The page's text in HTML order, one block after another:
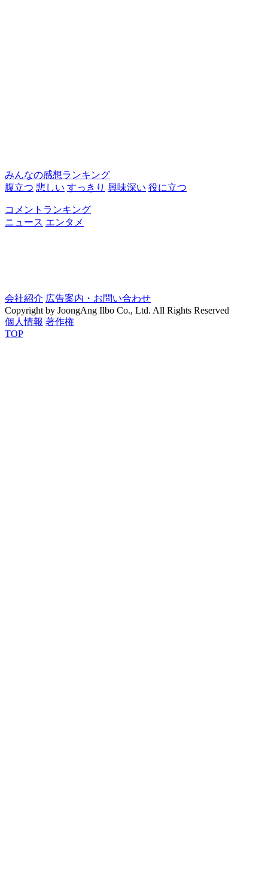
みんなの感想ランキング
腹立つ 悲しい すっきり 興味深い 役に立つ
コメントランキング
ニュース エンタメ
会社紹介 広告案内・お問い合わせ
Copyright by JoongAng Ilbo Co., Ltd. All Rights Reserved
個人情報 著作権
TOP